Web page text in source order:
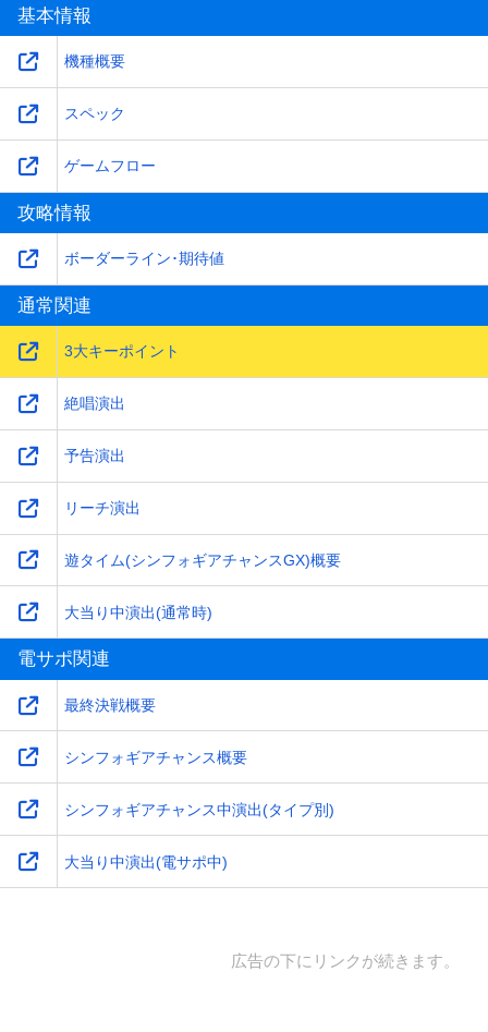
基本情報
機種概要
スペック
ゲームフロー
攻略情報
ボーダーライン･期待値
通常関連
3大キーポイント
絶唱演出
予告演出
リーチ演出
遊タイム(シンフォギアチャンスGX)概要
大当り中演出(通常時)
電サポ関連
最終決戦概要
シンフォギアチャンス概要
シンフォギアチャンス中演出(タイプ別)
大当り中演出(電サポ中)
広告の下にリンクが続きます。